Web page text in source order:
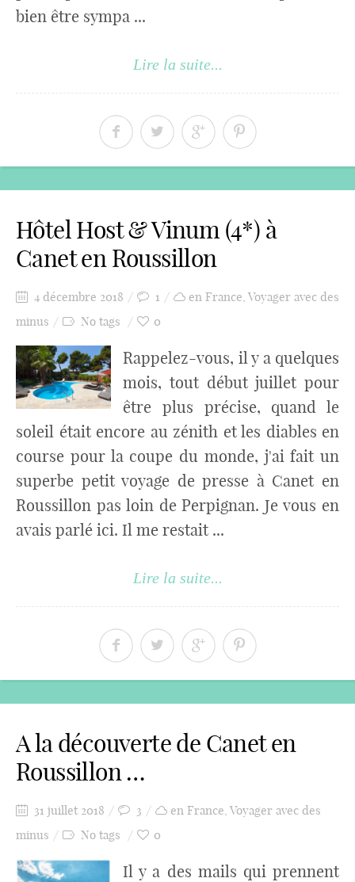
bien être sympa ...
Lire la suite...
Hôtel Host & Vinum (4*) à
Canet en Roussillon
4 décembre 2018 1 en France, Voyager avec des
minus
No tags 0
Rappelez-vous, il y a quelques
mois, tout début juillet pour
être plus précise, quand le
soleil était encore au zénith et les diables en
course pour la coupe du monde, j'ai fait un
superbe petit voyage de presse à Canet en
Roussillon pas loin de Perpignan. Je vous en
avais parlé ici. Il me restait ...
Lire la suite...
A la découverte de Canet en
Roussillon …
31 juillet 2018 3 en France, Voyager avec des
minus
No tags 0
Il y a des mails qui prennent